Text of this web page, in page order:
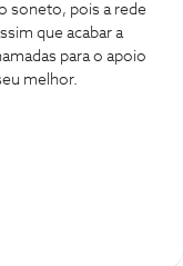
soneto, pois a rede
que acabar a
para o apoio
melhor.